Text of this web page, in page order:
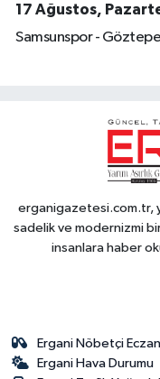
17 Ağustos,
Samsunspor - Göztepe
erganigazetesi.com.tr,
sadelik ve modernizmi
insanlara haber
Ergani Nöbetçi
Ergani Hava Durumu